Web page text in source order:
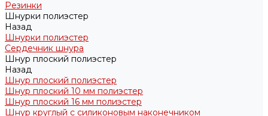
Резинки
Шнурки полиэстер
Назад
Шнурки полиэстер
Сердечник шнура
Шнур плоский полиэстер
Назад
Шнур плоский полиэстер
Шнур плоский 10 мм полиэстер
Шнур плоский 16 мм полиэстер
Шнур круглый с силиконовым наконечником